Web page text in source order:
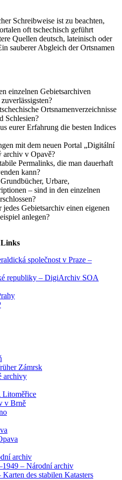
Schreibweise ist zu beachten,
oft tschechisch geführt
Quellen deutsch, lateinisch oder
sauberer Abgleich der Ortsnamen
einzelnen Gebietsarchiven
Ortsnamenverzeichnisse
Schlesien?
eurer Erfahrung die besten Indices
mit dem neuen Portal „Digitální
archiv v Opavě?
Permalinks, die man dauerhaft
kann?
Urbare,
– sind in den einzelnen
Gebietsarchiv einen eigenen
anlegen?
Links
společnost v Praze –
republiky – DigiArchiv SOA
Zámrsk
archivy
Litoměřice
v Brně
archiv
– Národní archiv
des stabilen Katasters